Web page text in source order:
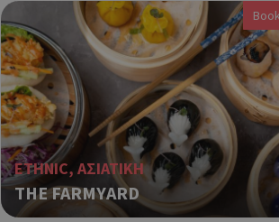
ETHNIC, ΑΣΙΑΤΙΚΗ
THE FARMYARD
περιόδου
ένας τυχαίος
τρόπος με τον
συγκεκριμένος
παράδειγμα είναι
σύνδεσης για
Google LLC
.cyprus.wiz-
guide.com
συνεδρία Χρησιμοποιήθηκε
cyprus.wiz-
guide.com
1 μέρα
Χρησιμοποιείται
εμφανίζει μόνο
διάφορες
Google Privacy Policy